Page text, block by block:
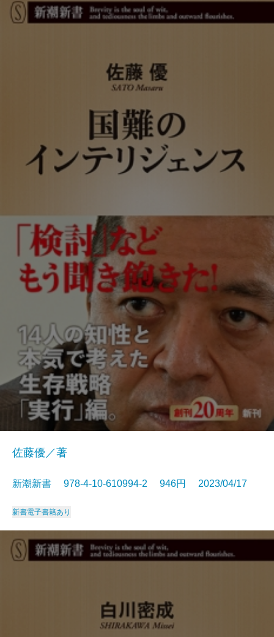
佐藤優／著
新潮新書 978-4-10-610994-2 946円 2023/04/17
新書電子書籍あり